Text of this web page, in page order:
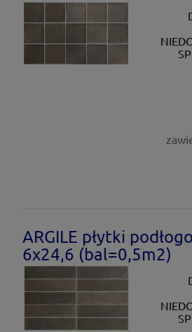
ARGILE płytki
6x24,6 (bal=0,5m2)